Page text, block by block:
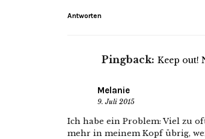
Antworten
Pingback: Keep out!
Melanie
9. Juli 2015
Ich habe ein Problem: Viel zu
mehr in meinem Kopf übrig,